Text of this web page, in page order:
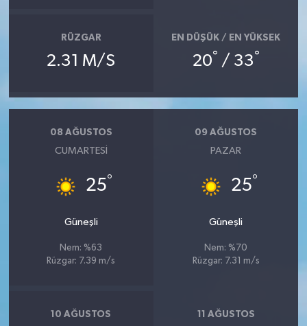
RÜZGAR
2.31 M/S
EN DÜŞÜK / EN YÜKSEK
20° / 33°
08 AĞUSTOS
CUMARTESI
25°
Güneşli
Nem: %63
Rüzgar: 7.39 m/s
09 AĞUSTOS
PAZAR
25°
Güneşli
Nem: %70
Rüzgar: 7.31 m/s
10 AĞUSTOS 11 AĞUSTOS